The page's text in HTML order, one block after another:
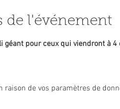
de l'événement
géant pour ceux qui viendront à 4
raison de vos paramètres de